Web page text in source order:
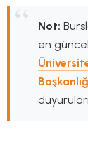
Not:
en